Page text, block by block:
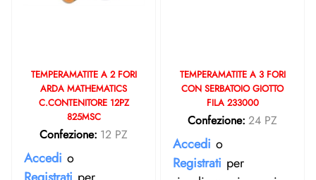
TEMPERAMATITE A 2 FORI
ARDA MATHEMATICS
C.CONTENITORE 12PZ
825MSC
Confezione: 12 PZ
Accedi o
TEMPERAMATITE A 3 FORI
CON SERBATOIO GIOTTO
FILA 233000
Confezione: 24 PZ
Accedi o
Registrati per